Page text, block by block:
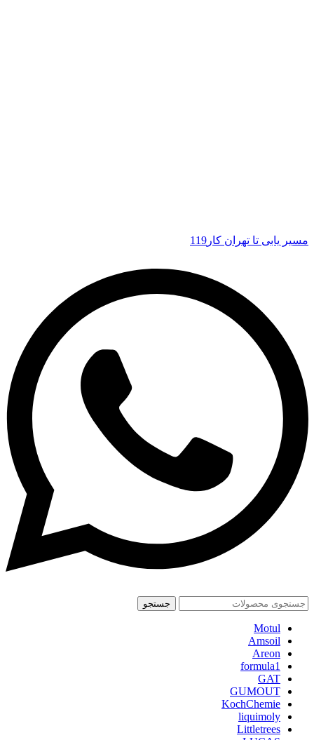
مسیر یابی تا تهران کار119
جستجو
Motul
Amsoil
Areon
formula1
GAT
GUMOUT
KochChemie
liquimoly
Littletrees